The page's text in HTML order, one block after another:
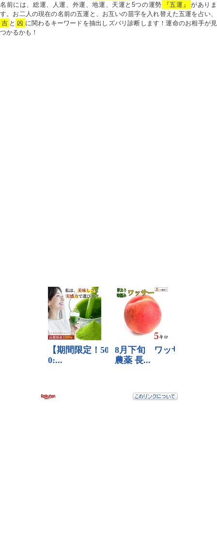
名前には、総運、人運、外運、地運、天運と5つの運勢
『五運』
がありま
す。お二人の現在の名前の五運と、お互いの苗字を入れ替えた五運を占い、
吉 と 凶 に関わるキーワードを抽出しズバリ診断します！運命のお相手が見
つかるかも！